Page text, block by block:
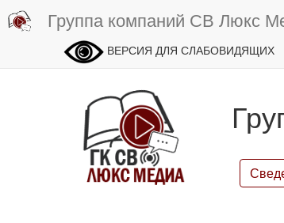
Группа компаний СВ Люкс
ВЕРСИЯ ДЛЯ СЛАБОВИДЯЩИХ